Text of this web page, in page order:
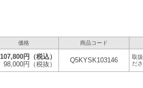
価格 商品コード
107,800円
（税込）
98,000円
（税抜）
Q5KYSK103146
取
だ